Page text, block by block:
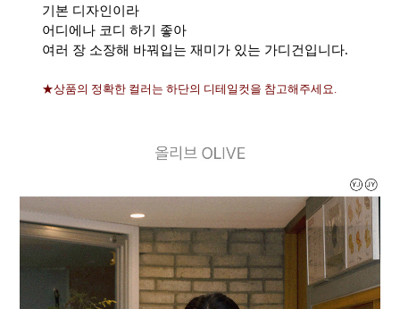
기본 디자인이라
어디에나 코디 하기 좋아
여러 장 소장해 바꿔입는 재미가 있는 가디건입니다.
★상품의 정확한 컬러는 하단의 디테일컷을 참고해주세요.